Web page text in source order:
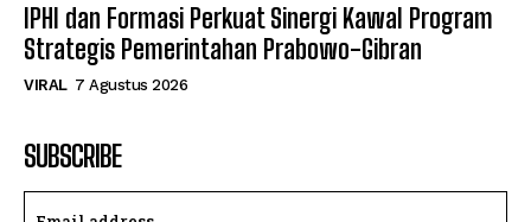
IPHI dan Formasi Perkuat Sinergi Kawal Program
Strategis Pemerintahan Prabowo-Gibran
VIRAL 7 Agustus 2026
SUBSCRIBE